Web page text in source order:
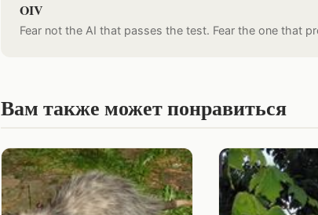
OIV
Fear not the AI that passes the test. Fear the one that
Вам также может понравиться